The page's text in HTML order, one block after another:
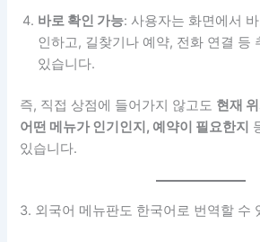
바로 확인 가능: 사용자는 화면에서
인하고, 길찾기나 예약, 전화 연결 등
있습니다.
즉, 직접 상점에 들어가지 않고도 현재
어떤 메뉴가 인기인지, 예약이 필요한지
있습니다.
3. 외국어 메뉴판도 한국어로 번역할 수